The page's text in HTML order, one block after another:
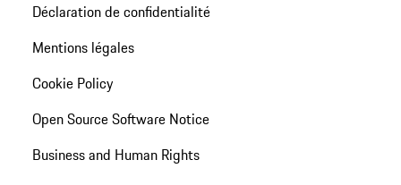
Déclaration de confidentialité
Mentions légales
Cookie Policy
Open Source Software Notice
Business and Human Rights